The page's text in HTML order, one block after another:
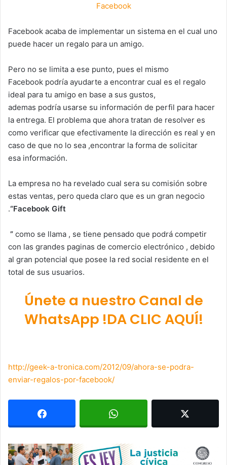
Facebook acaba de implementar un sistema en el cual uno
puede hacer un regalo para un amigo.
Pero no se limita a ese punto, pues el mismo
Facebook podría ayudarte a encontrar cual es el regalo
ideal para tu amigo en base a sus gustos,
ademas podría usarse su información de perfil para hacer
la entrega. El problema que ahora tratan de resolver es
como verificar que efectivamente la dirección es real y en
caso de que no lo sea ,encontrar la forma de solicitar
esa información.
La empresa no ha revelado cual sera su comisión sobre
estas ventas, pero queda claro que es un gran negocio
.“Facebook Gift
” como se llama , se tiene pensado que podrá competir
con las grandes paginas de comercio electrónico , debido
al gran potencial que posee la red social residente en el
total de sus usuarios.
Únete a nuestro Canal de
WhatsApp !DA CLIC AQUÍ!
http://geek-a-tronica.com/2012/09/ahora-se-podra-
enviar-regalos-por-facebook/